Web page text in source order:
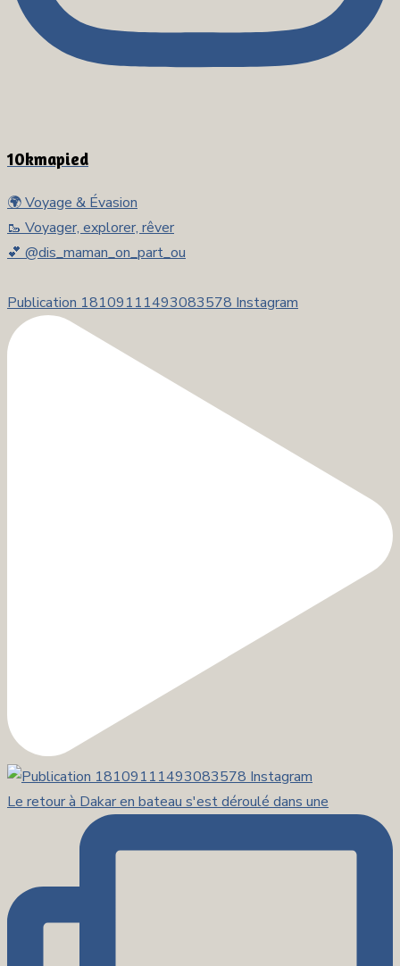
10kmapied
🌍 Voyage & Évasion
🥾 Voyager, explorer, rêver
💕 @dis_maman_on_part_ou
Publication 18109111493083578 Instagram
Le retour à Dakar en bateau s'est déroulé dans une